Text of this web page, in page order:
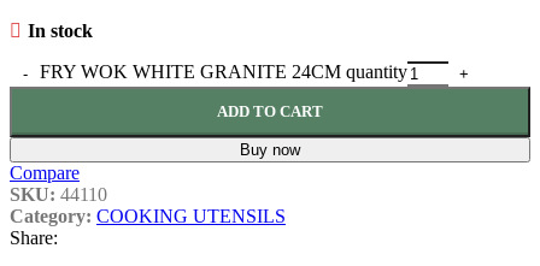
In stock
FRY WOK WHITE GRANITE 24CM quantity
ADD TO CART
Buy now
Compare
SKU: 44110
Category: COOKING UTENSILS
Share: